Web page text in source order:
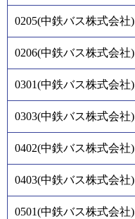
0205(中鉄バス株式会社)
0206(中鉄バス株式会社)
0301(中鉄バス株式会社)
0303(中鉄バス株式会社)
0402(中鉄バス株式会社)
0403(中鉄バス株式会社)
0501(中鉄バス株式会社)